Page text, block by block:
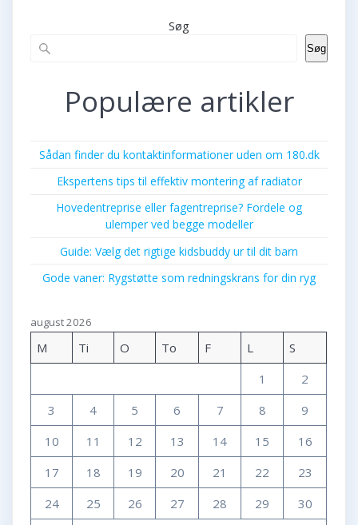
Søg
Søg
Populære artikler
Sådan finder du kontaktinformationer uden om 180.dk
Ekspertens tips til effektiv montering af radiator
Hovedentreprise eller fagentreprise? Fordele og
ulemper ved begge modeller
Guide: Vælg det rigtige kidsbuddy ur til dit barn
Gode vaner: Rygstøtte som redningskrans for din ryg
august 2026
M Ti O To F L
S
1
2
3
4 5 6 7 8
9
10
11 12 13 14 15
16
17
18 19 20 21 22
23
24
25 26 27 28 29
30